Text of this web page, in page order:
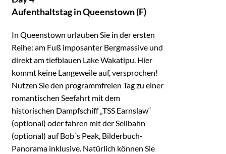
Aufenthaltstag in Queenstown (F)
In Queenstown urlauben Sie in der ersten
Reihe: am Fuß imposanter Bergmassive und
direkt am tiefblauen Lake Wakatipu. Hier
kommt keine Langeweile auf, versprochen!
Nutzen Sie den programmfreien Tag zu einer
romantischen Seefahrt mit dem
historischen Dampfschiff „TSS Earnslaw“
(optional) oder fahren mit der Seilbahn
(optional) auf Bob´s Peak, Bilderbuch-
Panorama inklusive. Natürlich können Sie